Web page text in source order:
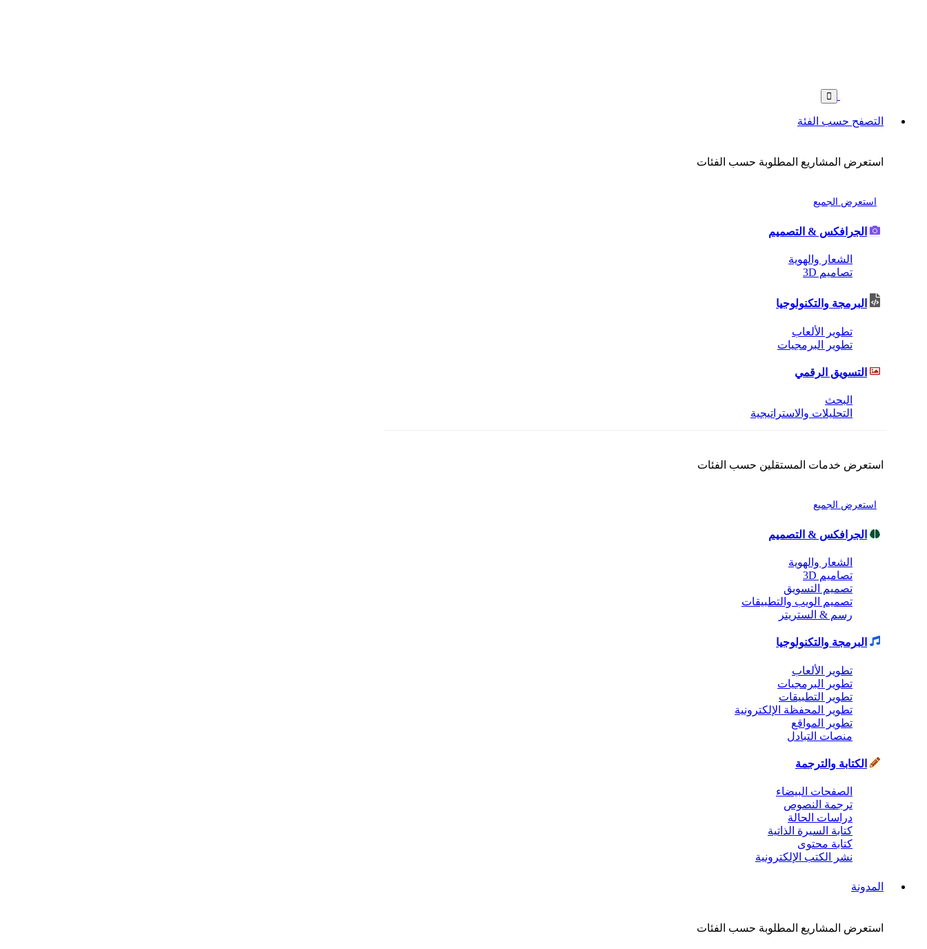
التصفح حسب الفئة
استعرض المشاريع المطلوبة حسب الفئات
استعرض الجميع
الجرافكس & التصميم
الشعار والهوية
تصاميم 3D
البرمجة والتكنولوجيا
تطوير الألعاب
تطوير البرمجيات
التسويق الرقمي
البحث
التحليلات والاستراتيجية
استعرض خدمات المستقلين حسب الفئات
استعرض الجميع
الجرافكس & التصميم
الشعار والهوية
تصاميم 3D
تصميم التسويق
تصميم الويب والتطبيقات
رسم & الستريتر
البرمجة والتكنولوجيا
تطوير الألعاب
تطوير البرمجيات
تطوير التطبيقات
تطوير المحفظة الإلكترونية
تطوير المواقع
منصات التبادل
الكتابة والترجمة
الصفحات البيضاء
ترجمة النصوص
دراسات الحالة
كتابة السيرة الذاتية
كتابة محتوى
نشر الكتب الإلكترونية
المدونة
استعرض المشاريع المطلوبة حسب الفئات